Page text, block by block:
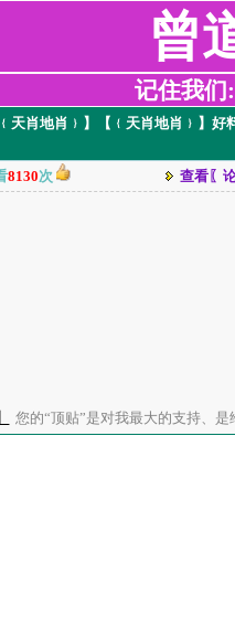
曾
记住我们
天肖地肖﹜】【﹛天肖地肖﹜】好
8130次 查看〖
您的“顶贴”是对我最大的支持、